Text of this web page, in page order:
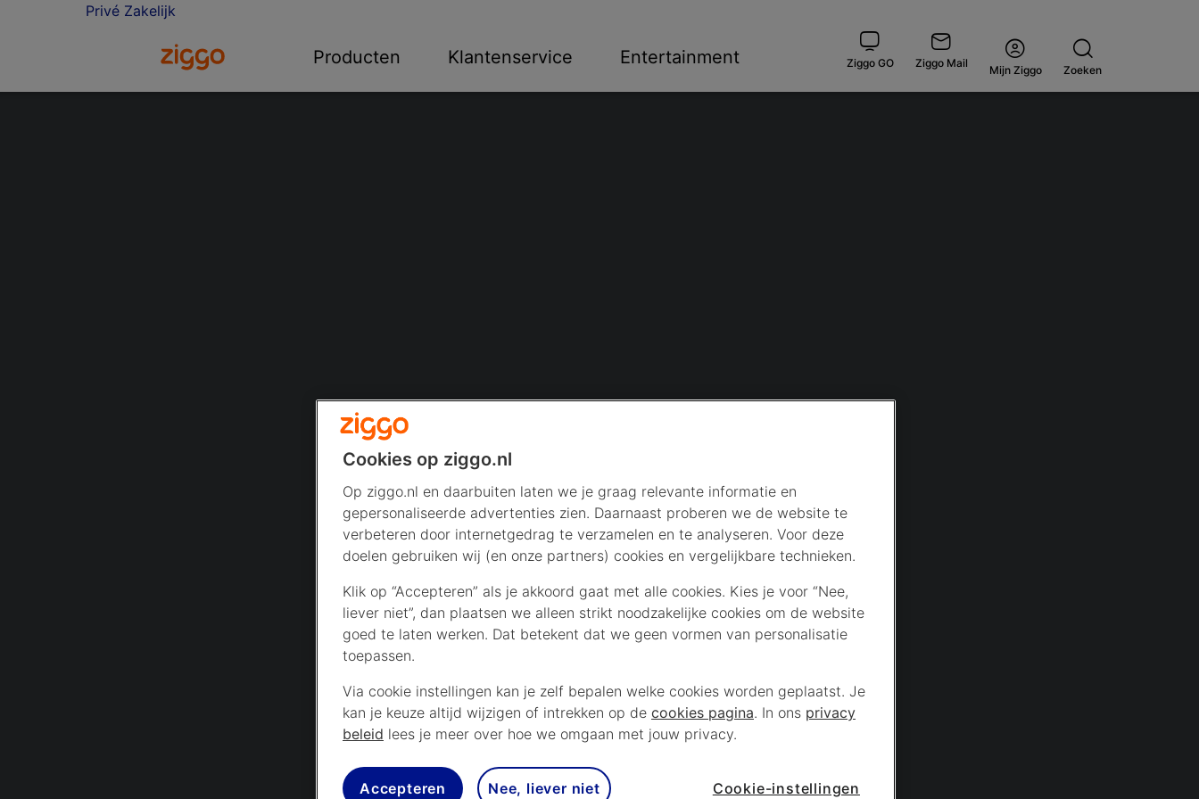
Privé Zakelijk
Ga naar de Ziggo homepageProducten Klantenservice Entertainment Ziggo GO Ziggo Mail Open
Mijn Ziggo
Zoeken
Cookies op ziggo.nl
Op ziggo.nl en daarbuiten laten we je graag relevante informatie en
gepersonaliseerde advertenties zien. Daarnaast proberen we de website te
verbeteren door internetgedrag te verzamelen en te analyseren. Voor deze
doelen gebruiken wij (en onze partners) cookies en vergelijkbare technieken.
Klik op “Accepteren” als je akkoord gaat met alle cookies. Kies je voor “Nee,
liever niet”, dan plaatsen we alleen strikt noodzakelijke cookies om de website
goed te laten werken. Dat betekent dat we geen vormen van personalisatie
toepassen.
Via cookie instellingen kan je zelf bepalen welke cookies worden geplaatst. Je
kan je keuze altijd wijzigen of intrekken op de cookies pagina. In ons privacy
beleid lees je meer over hoe we omgaan met jouw privacy.
Accepteren Nee, liever niet Cookie-instellingen